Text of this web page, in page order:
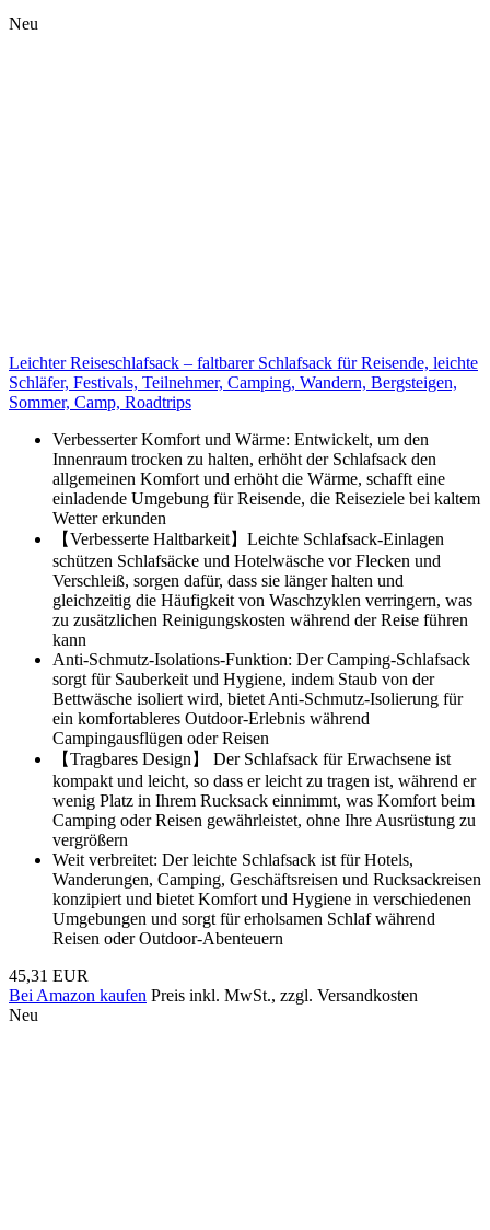
Neu
Leichter Reiseschlafsack – faltbarer Schlafsack für Reisende, leichte
Schläfer, Festivals, Teilnehmer, Camping, Wandern, Bergsteigen,
Sommer, Camp, Roadtrips
Verbesserter Komfort und Wärme: Entwickelt, um den
Innenraum trocken zu halten, erhöht der Schlafsack den
allgemeinen Komfort und erhöht die Wärme, schafft eine
einladende Umgebung für Reisende, die Reiseziele bei kaltem
Wetter erkunden
【Verbesserte Haltbarkeit】Leichte Schlafsack-Einlagen
schützen Schlafsäcke und Hotelwäsche vor Flecken und
Verschleiß, sorgen dafür, dass sie länger halten und
gleichzeitig die Häufigkeit von Waschzyklen verringern, was
zu zusätzlichen Reinigungskosten während der Reise führen
kann
Anti-Schmutz-Isolations-Funktion: Der Camping-Schlafsack
sorgt für Sauberkeit und Hygiene, indem Staub von der
Bettwäsche isoliert wird, bietet Anti-Schmutz-Isolierung für
ein komfortableres Outdoor-Erlebnis während
Campingausflügen oder Reisen
【Tragbares Design】 Der Schlafsack für Erwachsene ist
kompakt und leicht, so dass er leicht zu tragen ist, während er
wenig Platz in Ihrem Rucksack einnimmt, was Komfort beim
Camping oder Reisen gewährleistet, ohne Ihre Ausrüstung zu
vergrößern
Weit verbreitet: Der leichte Schlafsack ist für Hotels,
Wanderungen, Camping, Geschäftsreisen und Rucksackreisen
konzipiert und bietet Komfort und Hygiene in verschiedenen
Umgebungen und sorgt für erholsamen Schlaf während
Reisen oder Outdoor-Abenteuern
45,31 EUR
Bei Amazon kaufen Preis inkl. MwSt., zzgl. Versandkosten
Neu